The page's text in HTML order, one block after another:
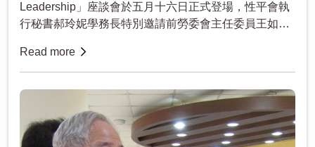
Leadership」座談會於五月十六日正式登場，性平會執
行秘書郝玲妮學務長特別邀請前勞委會主任委員王如玄
蘇慧貞教...
Read more